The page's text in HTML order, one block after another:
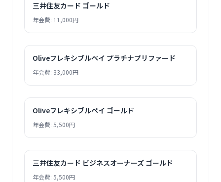
三井住友カード ゴールド
年会費: 11,000円
Oliveフレキシブルペイ プラチナプリファード
年会費: 33,000円
Oliveフレキシブルペイ ゴールド
年会費: 5,500円
三井住友カード ビジネスオーナーズ ゴールド
年会費: 5,500円